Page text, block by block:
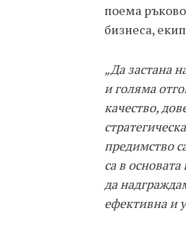
поема
бизнеса,
„Да застана
и голяма
качество,
предимство
са в
да
ефективна и